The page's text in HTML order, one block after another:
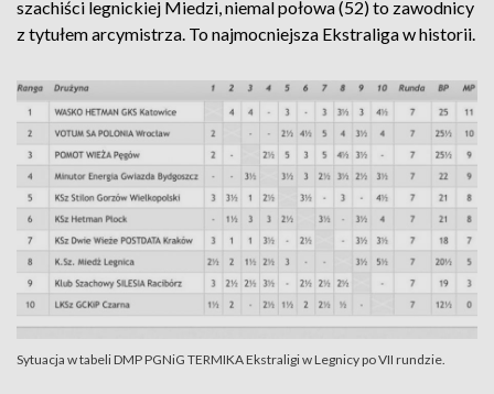
szachiści legnickiej Miedzi, niemal połowa (52) to zawodnicy
z tytułem arcymistrza. To najmocniejsza Ekstraliga w historii.
Sytuacja w tabeli DMP PGNiG TERMIKA Ekstraligi w Legnicy po VII rundzie.